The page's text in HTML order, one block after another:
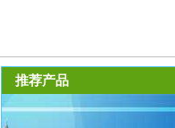
推荐产品